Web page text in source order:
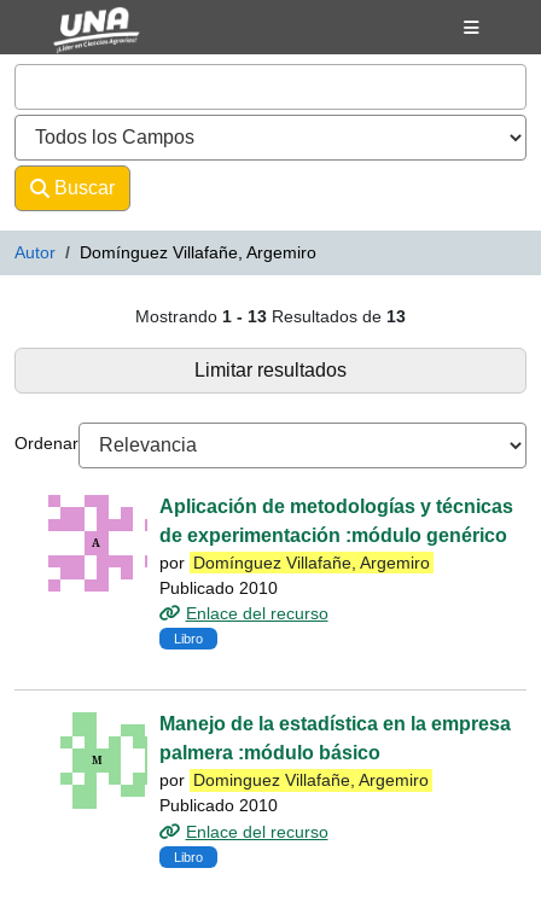
Mostrando1 - 13
Saltar al contenido
VuFind
Buscar
Autor Domínguez Villafañe, Argemiro
Mostrando 1 - 13 Resultados de 13
Limitar resultados
Ordenar
Aplicación de metodologías y técnicas
de experimentación :módulo genérico
por Domínguez Villafañe, Argemiro
Publicado 2010
Enlace del recurso
Libro
Manejo de la estadística en la empresa
palmera :módulo básico
por Dominguez Villafañe, Argemiro
Publicado 2010
Enlace del recurso
Libro